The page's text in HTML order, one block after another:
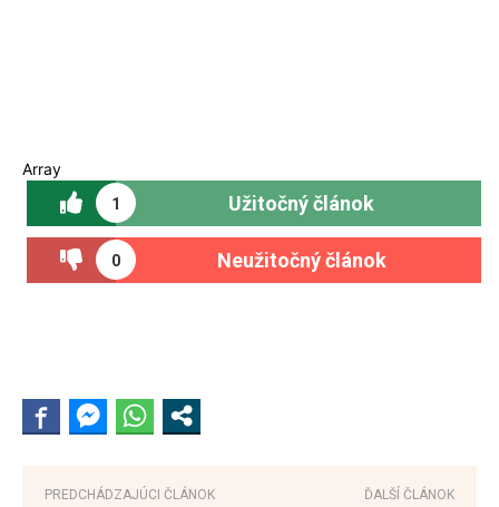
Array
1 Užitočný článok
0 Neužitočný článok
PREDCHÁDZAJÚCI ČLÁNOK ĎALŠÍ ČLÁNOK